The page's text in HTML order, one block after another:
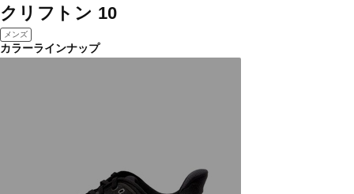
クリフトン 10
メンズ
カラーラインナップ